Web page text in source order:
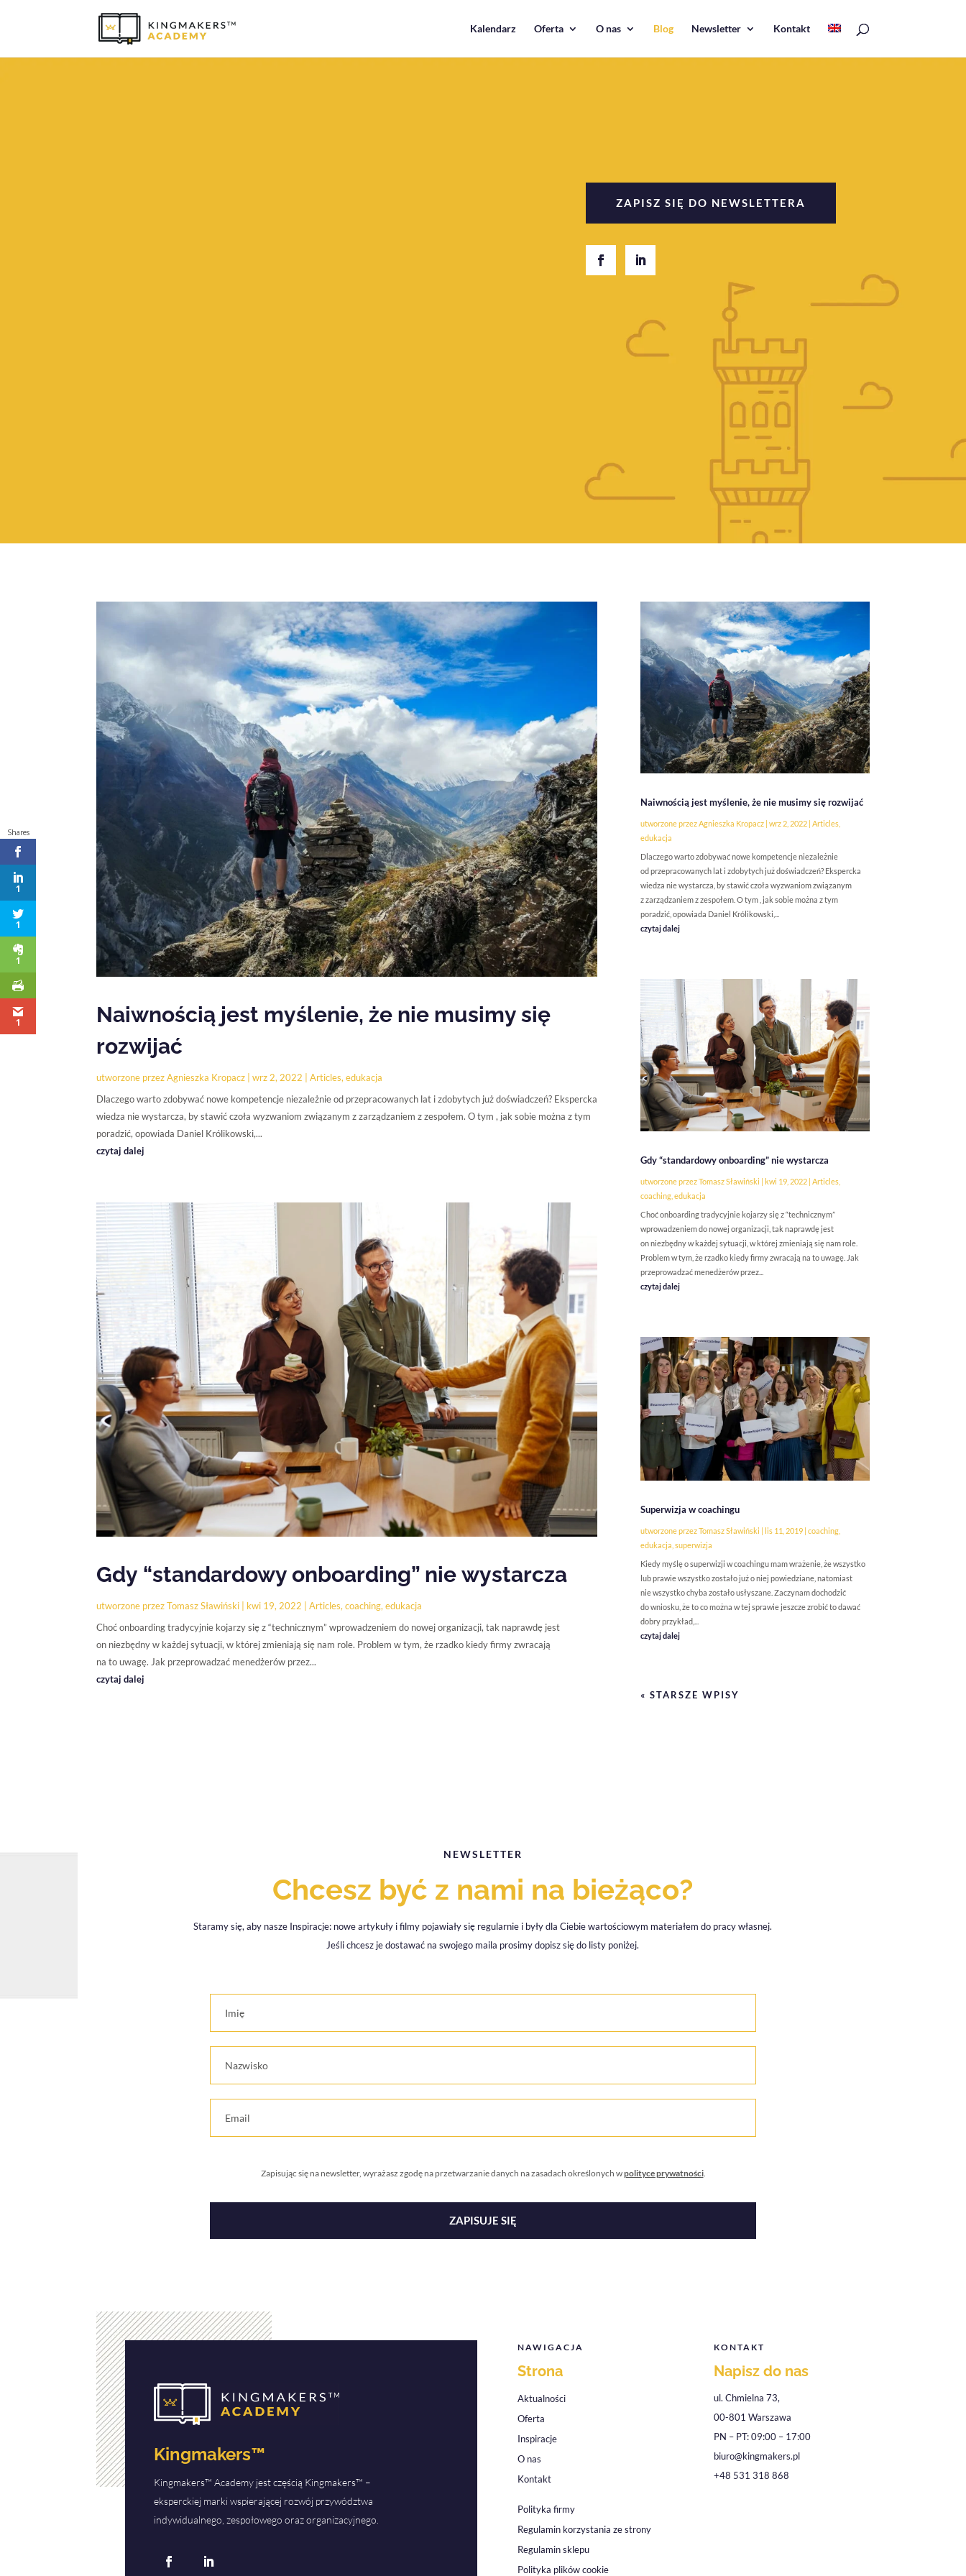
Kalendarz Oferta O nas Blog Newsletter Kontakt
ZAPISZ SIĘ DO NEWSLETTERA
Naiwnością jest myślenie, że nie musimy się
rozwijać
utworzone przezAgnieszka Kropacz |wrz 2, 2022 |Articles,edukacja
Dlaczego warto zdobywać nowe kompetencje niezależnie od przepracowanych lat i zdobytych już doświadczeń? Ekspercka
wiedza nie wystarcza, by stawić czoła wyzwaniom związanym z zarządzaniem z zespołem. O tym , jak sobie można z tym
poradzić, opowiada Daniel Królikowski,...
czytaj dalej
Gdy “standardowy onboarding” nie wystarcza
utworzone przezTomasz Sławiński kwi 19, 2022 |Articles,coaching,edukacja
Choć onboarding tradycyjnie kojarzy się z “technicznym” wprowadzeniem do nowej organizacji, tak naprawdę jest
on niezbędny w każdej sytuacji, w której zmieniają się nam role. Problem w tym, że rzadko kiedy firmy zwracają
na to uwagę. Jak przeprowadzać menedżerów przez...
czytaj dalej
Naiwnością jest myślenie, że nie musimy się rozwijać
utworzone przezAgnieszka Kropacz| wrz 2, 2022| Articles,
edukacja
Dlaczego warto zdobywać nowe kompetencje niezależnie
od przepracowanych lat i zdobytych już doświadczeń? Ekspercka
wiedza nie wystarcza, by stawić czoła wyzwaniom związanym
z zarządzaniem z zespołem. O tym , jak sobie można z tym
poradzić, opowiada Daniel Królikowski,...
czytaj dalej
Gdy “standardowy onboarding” nie wystarcza
utworzone przezTomasz Sławiński kwi 19, 2022| Articles,
coaching, edukacja
Choć onboarding tradycyjnie kojarzy się z “technicznym”
wprowadzeniem do nowej organizacji, tak naprawdę jest
on niezbędny w każdej sytuacji, w której zmieniają się nam role.
Problem w tym, że rzadko kiedy firmy zwracają na to uwagę. Jak
przeprowadzać menedżerów przez...
czytaj dalej
Superwizja w coachingu
utworzone przezTomasz Sławiński | lis 11, 2019| coaching,
edukacja superwizja
Kiedy myślę o superwizji w coachingu mam wrażenie, że wszystko
lub prawie wszystko zostało już o niej powiedziane, natomiast
nie wszystko chyba zostało usłyszane. Zaczynam dochodzić
do wniosku, że to co można w tej sprawie jeszcze zrobić to dawać
dobry przykład,...
czytaj dalej
« STARSZE WPISY
NEWSLETTER
Chcesz być z nami na bieżąco?
Staramy się, aby nasze Inspiracje: nowe artykuły i filmy pojawiały się regularnie i były dla Ciebie wartościowym materiałem do pracy własnej.
Jeśli chcesz je dostawać na swojego maila prosimy dopisz się do listy poniżej.
Zapisując się na newsletter, wyrażasz zgodę na przetwarzanie danych na zasadach określonych wpolityce prywatności.
ZAPISUJE SIĘ
Kingmakers™
Kingmakers™ Academy jest częścią Kingmakers™ –
eksperckiej marki wspierającej rozwój przywództwa
indywidualnego, zespołowego oraz organizacyjnego.
NAWIGACJA
Strona
Aktualności
Oferta
Inspiracje
O nas
Kontakt
Polityka firmy
Regulamin korzystania ze strony
Regulamin sklepu
Polityka plików cookie
KONTAKT
Napisz do nas
ul. Chmielna 73,
00-801 Warszawa
PN – PT: 09:00 – 17:00
biuro@kingmakers.pl
+48 531 318 868
Shares
1
1
1
1